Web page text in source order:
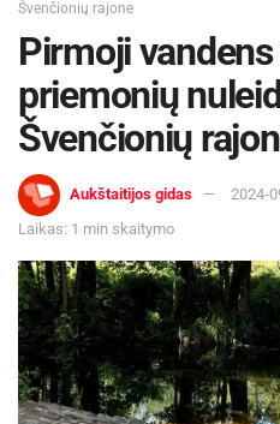
Švenčionių rajone
Pirmoji
priemonių
Švenčionių
Aukštaitijos gidas
2024-
Laikas: 1 min skaitymo